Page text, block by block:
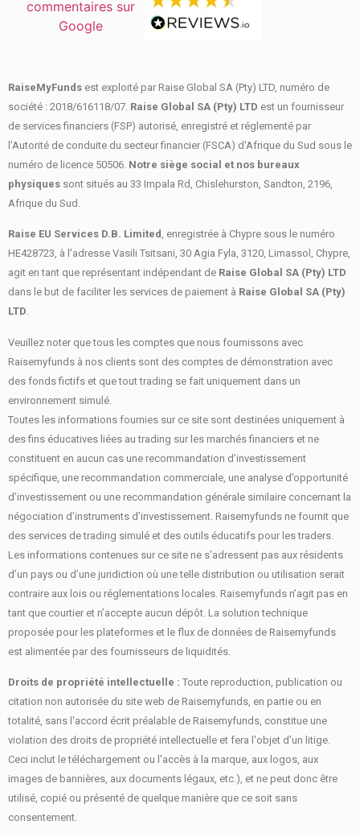
RaiseMyFunds est exploité par Raise Global SA (Pty) LTD, numéro de
société : 2018/616118/07. Raise Global SA (Pty) LTD est un fournisseur
de services financiers (FSP) autorisé, enregistré et réglementé par
l'Autorité de conduite du secteur financier (FSCA) d'Afrique du Sud sous le
numéro de licence 50506. Notre siège social et nos bureaux
physiques sont situés au 33 Impala Rd, Chislehurston, Sandton, 2196,
Afrique du Sud.
Raise EU Services D.B. Limited , enregistrée à Chypre sous le numéro
HE428723, à l'adresse Vasili Tsitsani, 30 Agia Fyla, 3120, Limassol, Chypre,
agit en tant que représentant indépendant de Raise Global SA (Pty) LTD
dans le but de faciliter les services de paiement à Raise Global SA (Pty)
LTD.
Veuillez noter que tous les comptes que nous fournissons avec
Raisemyfunds à nos clients sont des comptes de démonstration avec
des fonds fictifs et que tout trading se fait uniquement dans un
environnement simulé.
Toutes les informations fournies sur ce site sont destinées uniquement à
des fins éducatives liées au trading sur les marchés financiers et ne
constituent en aucun cas une recommandation d’investissement
spécifique, une recommandation commerciale, une analyse d’opportunité
d’investissement ou une recommandation générale similaire concernant la
négociation d’instruments d’investissement. Raisemyfunds ne fournit que
des services de trading simulé et des outils éducatifs pour les traders.
Les informations contenues sur ce site ne s’adressent pas aux résidents
d’un pays ou d’une juridiction où une telle distribution ou utilisation serait
contraire aux lois ou réglementations locales. Raisemyfunds n’agit pas en
tant que courtier et n’accepte aucun dépôt. La solution technique
proposée pour les plateformes et le flux de données de Raisemyfunds
est alimentée par des fournisseurs de liquidités.
Droits de propriété intellectuelle : Toute reproduction, publication ou
citation non autorisée du site web de Raisemyfunds, en partie ou en
totalité, sans l'accord écrit préalable de Raisemyfunds, constitue une
violation des droits de propriété intellectuelle et fera l'objet d'un litige.
Ceci inclut le téléchargement ou l'accès à la marque, aux logos, aux
images de bannières, aux documents légaux, etc.), et ne peut donc être
utilisé, copié ou présenté de quelque manière que ce soit sans
consentement.